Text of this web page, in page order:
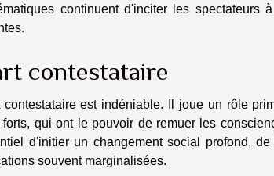
continuent d'inciter les spectateurs
contestataire
est indéniable. Il joue un rôle
qui ont le pouvoir de remuer les
d'initier un changement social profond,
souvent marginalisées.